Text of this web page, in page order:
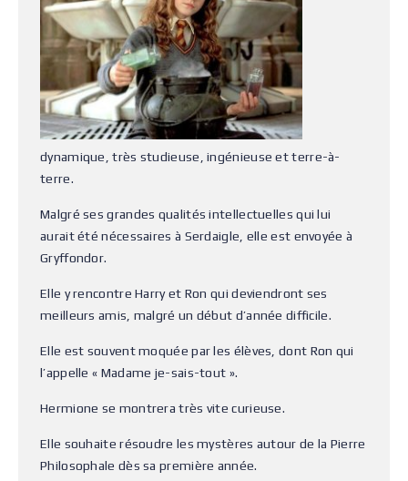
dynamique, très studieuse, ingénieuse et terre-à-
terre.
Malgré ses grandes qualités intellectuelles qui lui
aurait été nécessaires à Serdaigle, elle est envoyée à
Gryffondor.
Elle y rencontre Harry et Ron qui deviendront ses
meilleurs amis, malgré un début d’année difficile.
Elle est souvent moquée par les élèves, dont Ron qui
l’appelle « Madame je-sais-tout ».
Hermione se montrera très vite curieuse.
Elle souhaite résoudre les mystères autour de la Pierre
Philosophale dès sa première année.